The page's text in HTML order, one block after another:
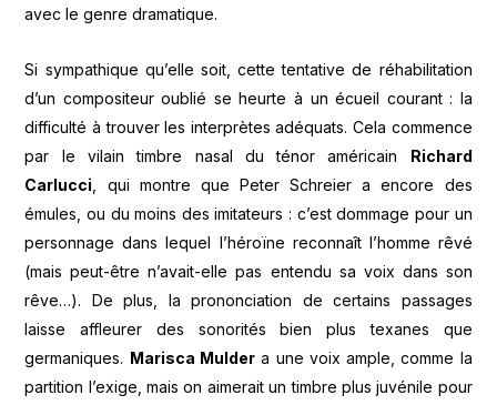
avec le genre dramatique.
Si sympathique qu’elle soit, cette tentative de réhabilitation
d’un compositeur oublié se heurte à un écueil courant : la
difficulté à trouver les interprètes adéquats. Cela commence
par le vilain timbre nasal du ténor américain
Richard
Carlucci, qui montre que Peter Schreier a encore des
émules, ou du moins des imitateurs : c’est dommage pour un
personnage dans lequel l’héroïne reconnaît l’homme rêvé
(mais peut-être n’avait-elle pas entendu sa voix dans son
rêve…). De plus, la prononciation de certains passages
laisse affleurer des sonorités bien plus texanes que
germaniques. Marisca Muldera une voix ample, comme la
partition l’exige, mais on aimerait un timbre plus juvénile pour